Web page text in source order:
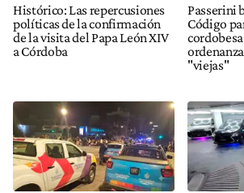
Histórico: Las repercusiones
políticas de la confirmación
de la visita del Papa León XIV
a Córdoba
Passerini
Código
"viejas"